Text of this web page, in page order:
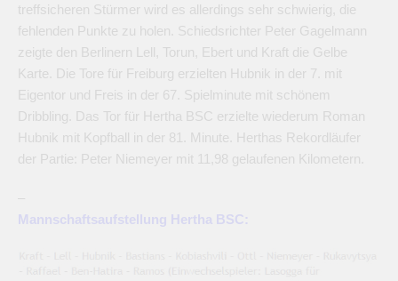
treffsicheren Stürmer wird es allerdings sehr schwierig, die
fehlenden Punkte zu holen. Schiedsrichter Peter Gagelmann
zeigte den Berlinern Lell, Torun, Ebert und Kraft die Gelbe
Karte. Die Tore für Freiburg erzielten Hubnik in der 7. mit
Eigentor und Freis in der 67. Spielminute mit schönem
Dribbling. Das Tor für Hertha BSC erzielte wiederum Roman
Hubnik mit Kopfball in der 81. Minute. Herthas Rekordläufer
der Partie: Peter Niemeyer mit 11,98 gelaufenen Kilometern.
–
Mannschaftsaufstellung Hertha BSC: